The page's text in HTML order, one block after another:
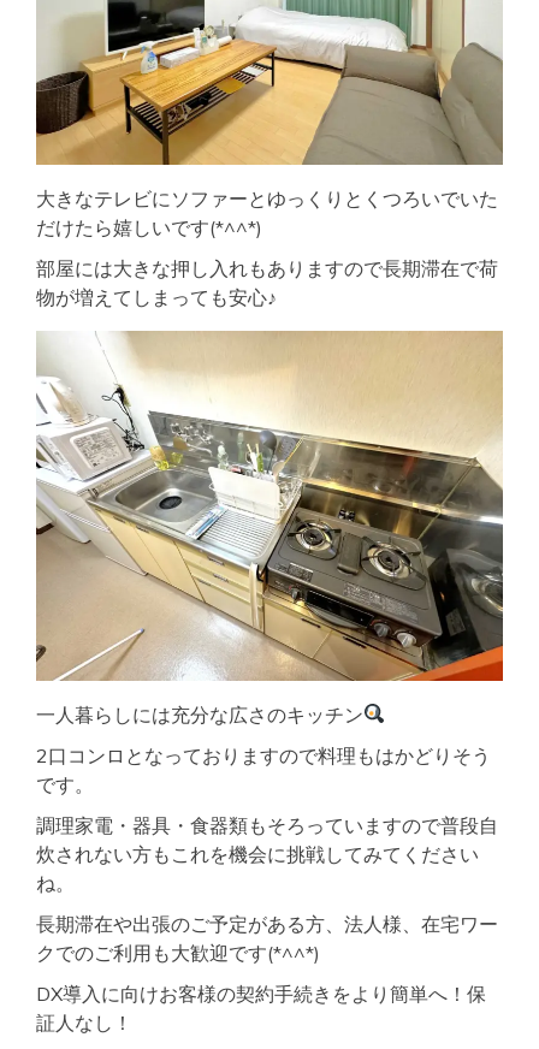
大きなテレビにソファーとゆっくりとくつろいでいた
だけたら嬉しいです(*^^*)
部屋には大きな押し入れもありますので長期滞在で荷
物が増えてしまっても安心♪
一人暮らしには充分な広さのキッチン
2口コンロとなっておりますので料理もはかどりそう
です。
調理家電・器具・食器類もそろっていますので普段自
炊されない方もこれを機会に挑戦してみてください
ね。
長期滞在や出張のご予定がある方、法人様、在宅ワー
クでのご利用も大歓迎です(*^^*)
DX導入に向けお客様の契約手続きをより簡単へ！保
証人なし！